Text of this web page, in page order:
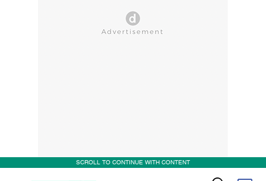
SCROLL TO CONTINUE WITH CONTENT